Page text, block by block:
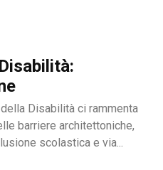
Disabilità ci rammenta
barriere architettoniche,
scolastica e via...